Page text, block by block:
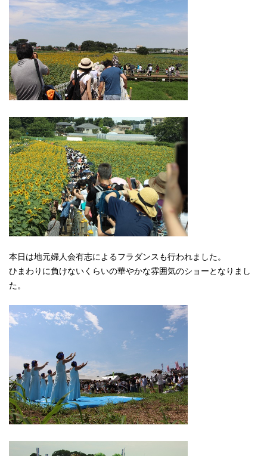
本日は地元婦人会有志によるフラダンスも行われました。
ひまわりに負けないくらいの華やかな雰囲気のショーとなりまし
た。